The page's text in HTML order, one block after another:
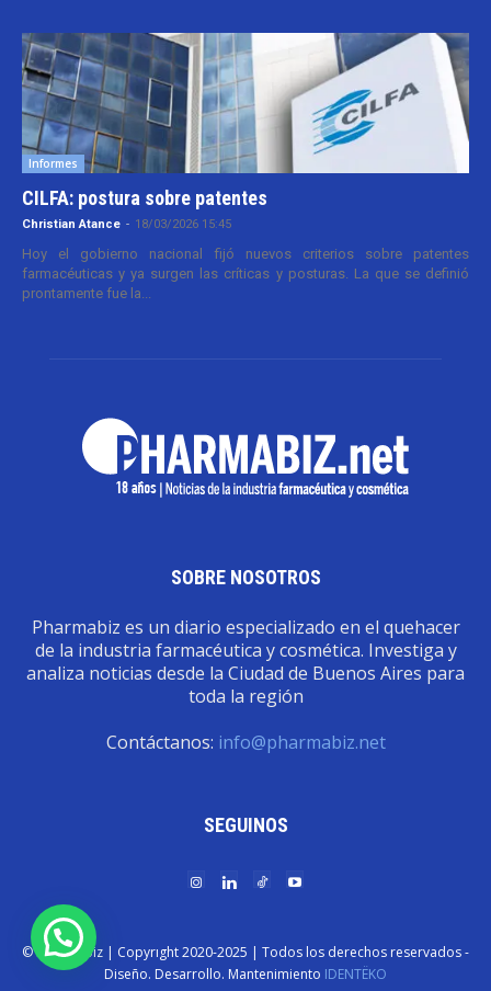
Informes
CILFA: postura sobre patentes
Christian Atance - 18/03/2026 15:45
Hoy el gobierno nacional fijó nuevos criterios sobre patentes
farmacéuticas y ya surgen las críticas y posturas. La que se definió
prontamente fue la...
SOBRE NOSOTROS
Pharmabiz es un diario especializado en el quehacer
de la industria farmacéutica y cosmética. Investiga y
analiza noticias desde la Ciudad de Buenos Aires para
toda la región
Contáctanos: info@pharmabiz.net
SEGUINOS
© Pharmabiz | Copyrıght 2020-2025 | Todos los derechos reservados -
Diseño. Desarrollo. Mantenimiento IDENTËKO